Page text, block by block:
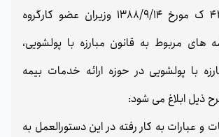
181434/ت 43182 ک مورخ 1388/9/14 وزیران عضو کارگروه
های مربوط به قانون مبارزه با پولشویی،
با پولشویی در حوزه ارائه خدمات بیمه
ذیل ابلاغ می شود:
و عبارات به کار رفته در این دستورالعمل به